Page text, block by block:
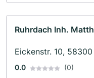
Ruhrdach Inh.
Eickenstr. 10,
0.0 (0)